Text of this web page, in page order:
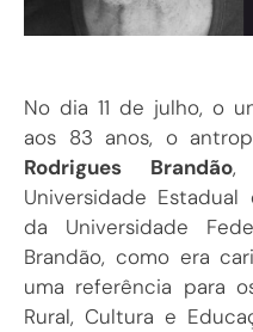
No dia 11 de julho, o
aos 83 anos, o
Rodrigues Brandão,
Universidade
da Universidade
Brandão, como era
uma referência para
Rural, Cultura e